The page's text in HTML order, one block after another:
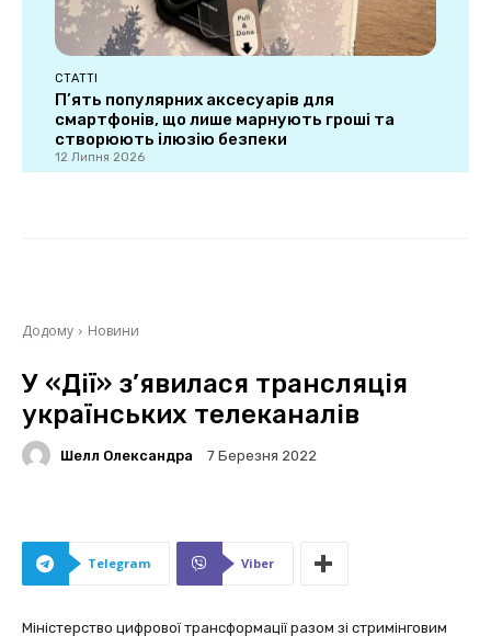
СТАТТІ
П’ять популярних аксесуарів для
смартфонів, що лише марнують гроші та
створюють ілюзію безпеки
12 Липня 2026